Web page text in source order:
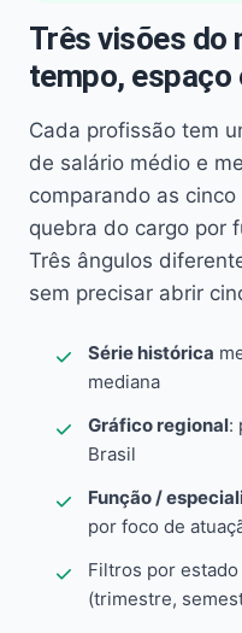
Três visões do
tempo, espaço
Cada profissão tem
de salário médio e
comparando as
quebra do cargo por
Três ângulos
sem precisar abrir
Série histórica
mediana
Gráfico regional:
Brasil
Função /
por foco de
Filtros por
(trimestre,